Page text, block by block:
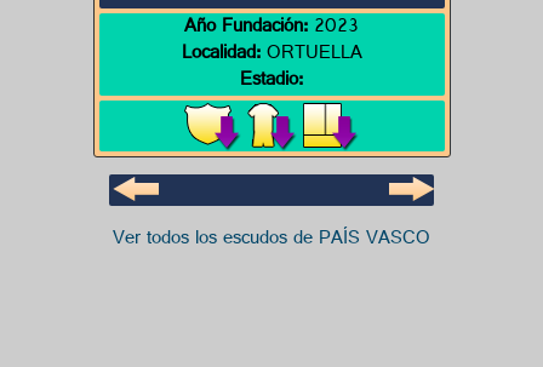
Año Fundación:2023
Localidad:ORTUELLA
Estadio:
Ver todos los escudos de PAÍS VASCO